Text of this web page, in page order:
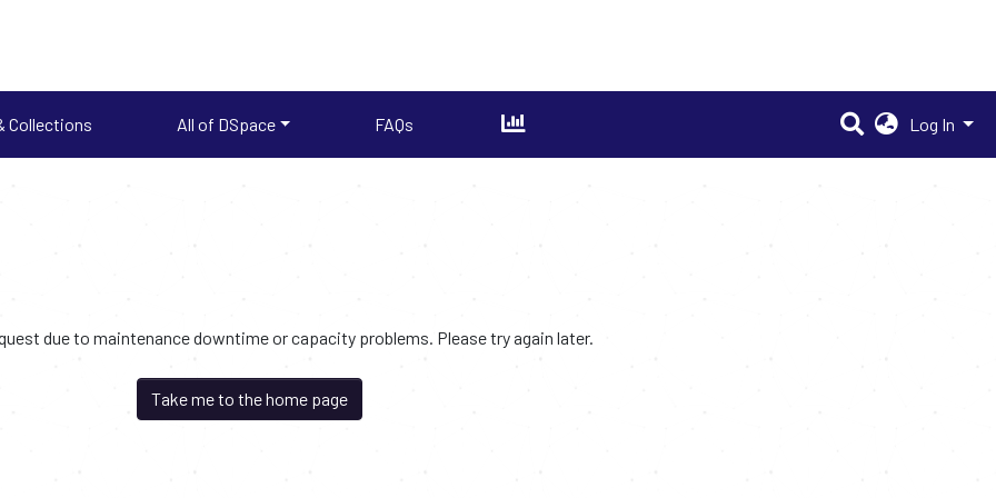
Collections All of DSpace FAQs Log In
due to maintenance downtime or capacity problems. Please try again later.
Take me to the home page